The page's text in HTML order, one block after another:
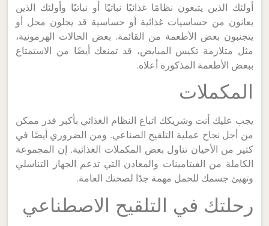
أولئك الذين يتبعون نظامًا غذائيًا نباتيًا أو نباتيًا وأولئك الذين
يعانون من حساسيات غذائية أو حساسية قد يحلون محل أو
يتجنبون بعض الأطعمة من القائمة. بعض الحالات الهرمونية،
مثل متلازمة تكيس المبايض، قد تمنعك أيضًا من الاستمتاع
ببعض الأطعمة المذكورة أعلاه.
المكملات
يجب عليك أنت وشريكك اتباع النظام الغذائي بأكبر قدر ممكن
من أجل نجاح عملية التلقيح الصناعي. ومن الضروري أيضًا في
كثير من الأحيان تناول بعض المكملات الغذائية. إن المجموعة
الكاملة من الفيتامينات والمعادن التي تدعم الجهاز التناسلي
وتهيئ جسمك للحمل مهمة جدًا لصحتك العامة.
رحلتك في التلقيح الاصطناعي